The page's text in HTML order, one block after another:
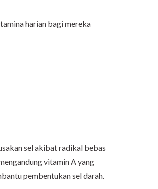
harian bagi mereka
sel akibat radikal bebas
vitamin A yang
pembentukan sel darah.